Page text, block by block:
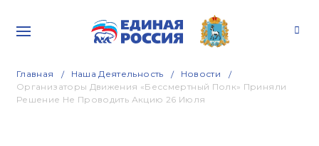
Главная Наша Деятельность
Новости
Организаторы Движения «Бессмертный Полк» Приняли
Решение Не Проводить Акцию 26 Июля